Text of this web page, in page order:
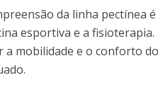
da linha pectínea
esportiva e a
a mobilidade e o conforto